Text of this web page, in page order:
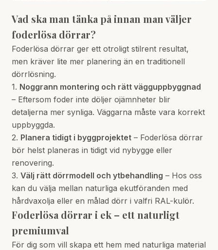
Vad ska man tänka på innan man väljer
foderlösa dörrar?
Foderlösa dörrar ger ett otroligt stilrent resultat,
men kräver lite mer planering än en traditionell
dörrlösning.
1. Noggrann montering och rätt vägguppbyggnad
– Eftersom foder inte döljer ojämnheter blir
detaljerna mer synliga. Väggarna måste vara korrekt
uppbyggda.
2. Planera tidigt i byggprojektet – Foderlösa dörrar
bör helst planeras in tidigt vid nybygge eller
renovering.
3. Välj rätt dörrmodell och ytbehandling – Hos oss
kan du välja mellan naturliga ekutföranden med
hårdvaxolja eller en målad dörr i valfri RAL-kulör.
Foderlösa dörrar i ek – ett naturligt
premiumval
För dig som vill skapa ett hem med naturliga material